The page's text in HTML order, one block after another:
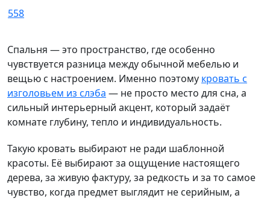
558
Спальня — это пространство, где особенно
чувствуется разница между обычной мебелью и
вещью с настроением. Именно поэтому кровать с
изголовьем из слэба — не просто место для сна, а
сильный интерьерный акцент, который задаёт
комнате глубину, тепло и индивидуальность.
Такую кровать выбирают не ради шаблонной
красоты. Её выбирают за ощущение настоящего
дерева, за живую фактуру, за редкость и за то самое
чувство, когда предмет выглядит не серийным, а